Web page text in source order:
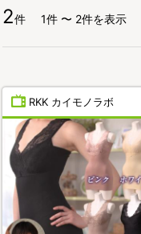
2件 1件 〜 2件を表示
RKK カイモノラボ